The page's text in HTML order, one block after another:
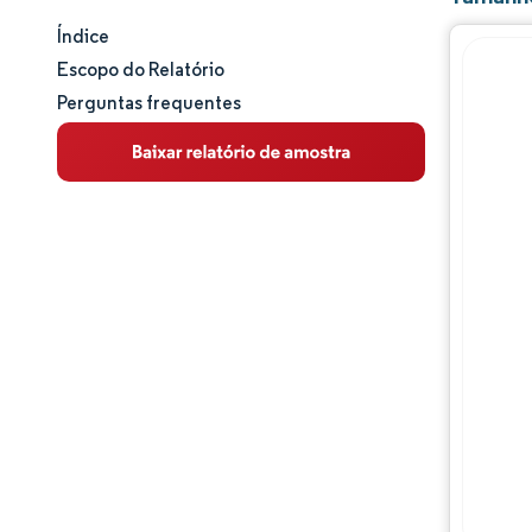
Tamanho e participação de mercado
Análise de mercado
Tendências e insights
Índice
Escopo do Relatório
Perguntas frequentes